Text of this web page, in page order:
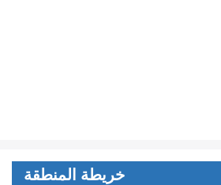
خريطة المنطقة